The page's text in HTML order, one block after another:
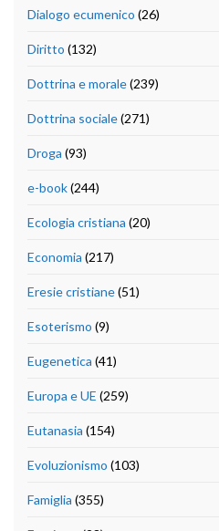
Dialogo ecumenico (26)
Diritto (132)
Dottrina e morale(239)
Dottrina sociale(271)
Droga (93)
e-book(244)
Ecologia cristiana (20)
Economia (217)
Eresie cristiane(51)
Esoterismo (9)
Eugenetica (41)
Europa e UE (259)
Eutanasia (154)
Evoluzionismo (103)
Famiglia (355)